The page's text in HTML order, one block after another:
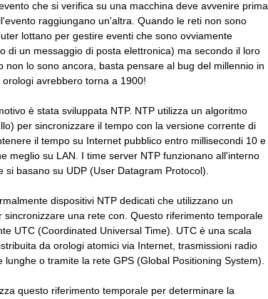
che si verifica su una macchina deve avvenire prima
raggiungano un'altra. Quando le reti non sono
lottano per gestire eventi che sono ovviamente
di un messaggio di posta elettronica) ma secondo il loro
non lo sono ancora, basta pensare al bug del millennio in
avrebbero torna a 1900!
è stata sviluppata NTP. NTP utilizza un algoritmo
per sincronizzare il tempo con la versione corrente di
il tempo su Internet pubblico entro millisecondi 10 e
meglio su LAN. I time server NTP funzionano all'interno
si basano su UDP (User Datagram Protocol).
dispositivi NTP dedicati che utilizzano un
sincronizzare una rete con. Questo riferimento temporale
UTC (Coordinated Universal Time). UTC è una scala
da orologi atomici via Internet, trasmissioni radio
lunghe o tramite la rete GPS (Global Positioning System).
questo riferimento temporale per determinare la